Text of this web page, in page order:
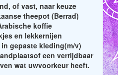
of vast, naar keuze
theepot (Berrad)
koffie
en lekkernijen
gepaste kleding(m/v)
een verrijdbaar
wat uwvoorkeur heeft.